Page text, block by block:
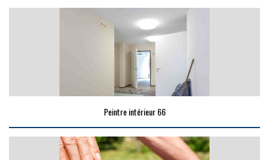
Peintre intérieur 66